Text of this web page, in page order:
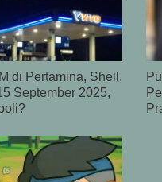
di Pertamina, Shell,
September 2025,